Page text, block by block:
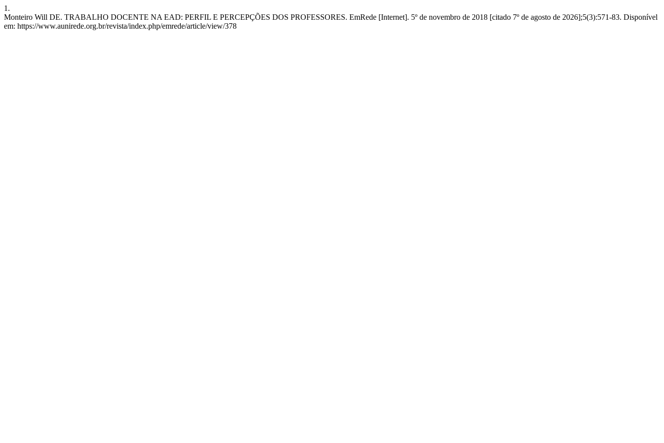
1.
Monteiro Will DE. TRABALHO DOCENTE NA EAD: PERFIL E PERCEPÇÕES DOS PROFESSORES. EmRede [Internet]. 5º de novembro de 2018 [citado 7º de agosto de 2026];5(3):571-83. Disponível
em: https://www.aunirede.org.br/revista/index.php/emrede/article/view/378